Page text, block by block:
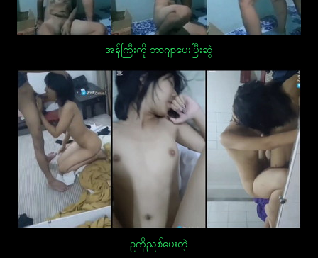
အန်ကြီးကို ဘာဂျာပေးပြီးဆွဲ
ဥကိုညစ်ပေးတဲ့